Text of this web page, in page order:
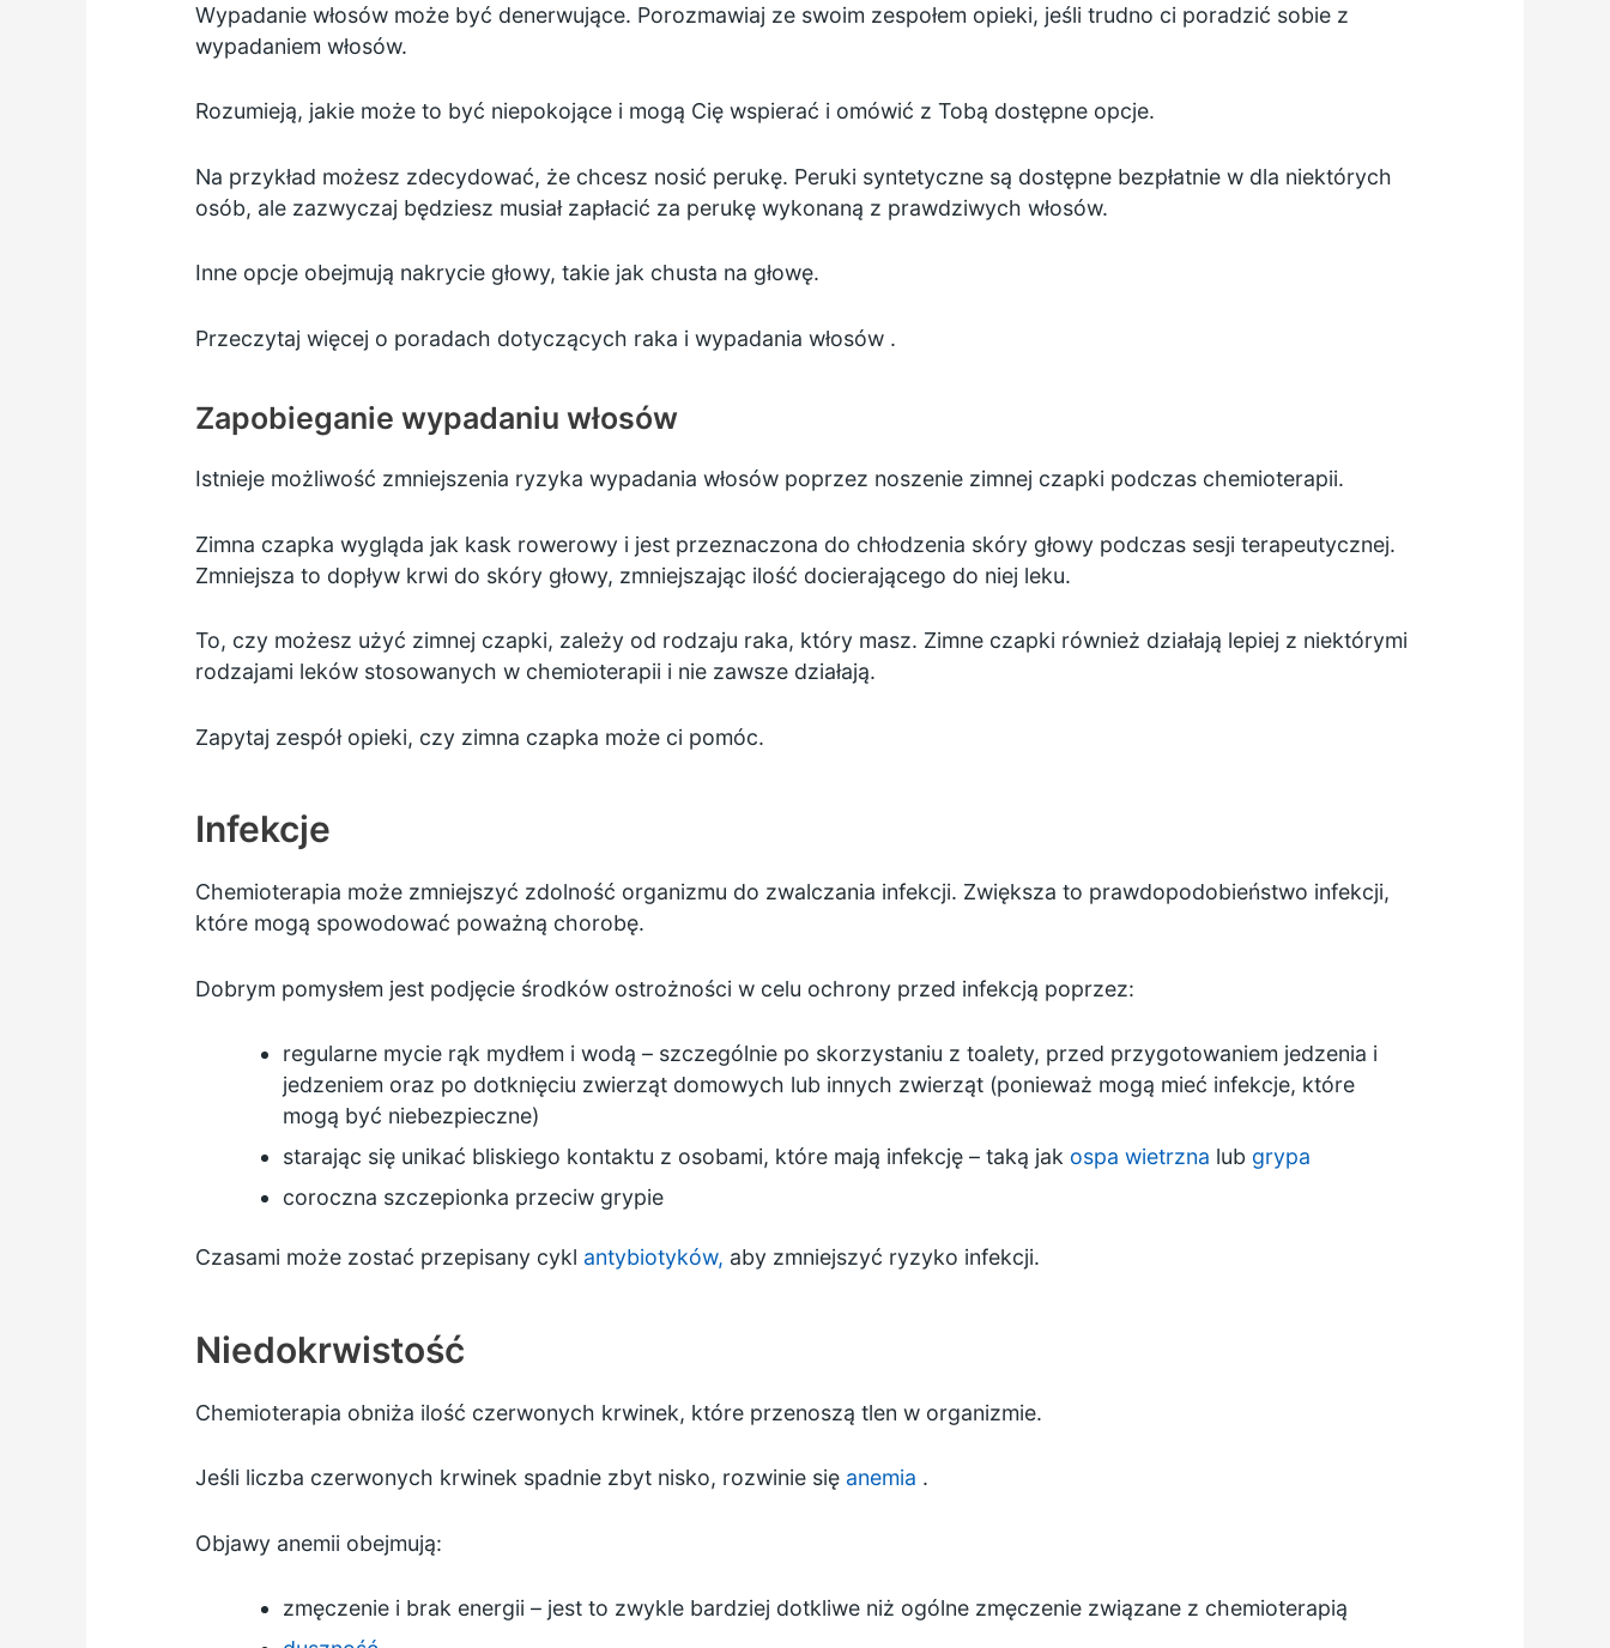
Wypadanie włosów może być denerwujące. Porozmawiaj ze swoim zespołem opieki, jeśli trudno ci poradzić sobie z
wypadaniem włosów.
Rozumieją, jakie może to być niepokojące i mogą Cię wspierać i omówić z Tobą dostępne opcje.
Na przykład możesz zdecydować, że chcesz nosić perukę. Peruki syntetyczne są dostępne bezpłatnie w dla niektórych
osób, ale zazwyczaj będziesz musiał zapłacić za perukę wykonaną z prawdziwych włosów.
Inne opcje obejmują nakrycie głowy, takie jak chusta na głowę.
Przeczytaj więcej o poradach dotyczących raka i wypadania włosów.
Zapobieganie wypadaniu włosów
Istnieje możliwość zmniejszenia ryzyka wypadania włosów poprzez noszenie zimnej czapki podczas chemioterapii.
Zimna czapka wygląda jak kask rowerowy i jest przeznaczona do chłodzenia skóry głowy podczas sesji terapeutycznej.
Zmniejsza to dopływ krwi do skóry głowy, zmniejszając ilość docierającego do niej leku.
To, czy możesz użyć zimnej czapki, zależy od rodzaju raka, który masz. Zimne czapki również działają lepiej z niektórymi
rodzajami leków stosowanych w chemioterapii i nie zawsze działają.
Zapytaj zespół opieki, czy zimna czapka może ci pomóc.
Infekcje
Chemioterapia może zmniejszyć zdolność organizmu do zwalczania infekcji. Zwiększa to prawdopodobieństwo infekcji,
które mogą spowodować poważną chorobę.
Dobrym pomysłem jest podjęcie środków ostrożności w celu ochrony przed infekcją poprzez:
regularne mycie rąk mydłem i wodą – szczególnie po skorzystaniu z toalety, przed przygotowaniem jedzenia i
jedzeniem oraz po dotknięciu zwierząt domowych lub innych zwierząt (ponieważ mogą mieć infekcje, które
mogą być niebezpieczne)
starając się unikać bliskiego kontaktu z osobami, które mają infekcję – taką jak ospa wietrzna lub grypa
coroczna szczepionka przeciw grypie
Czasami może zostać przepisany cykl antybiotyków, aby zmniejszyć ryzyko infekcji.
Niedokrwistość
Chemioterapia obniża ilość czerwonych krwinek, które przenoszą tlen w organizmie.
Jeśli liczba czerwonych krwinek spadnie zbyt nisko, rozwinie się anemia .
Objawy anemii obejmują:
zmęczenie i brak energii – jest to zwykle bardziej dotkliwe niż ogólne zmęczenie związane z chemioterapią